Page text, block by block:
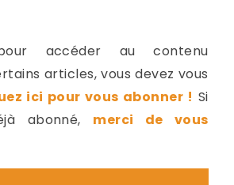
accéder au contenu
articles, vous devez vous
ici pour vous abonner ! Si
abonné, merci de vous